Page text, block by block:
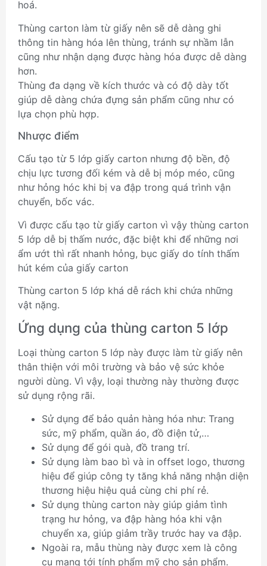
hoá.
Thùng carton làm từ giấy nên sẽ dễ dàng ghi
thông tin hàng hóa lên thùng, tránh sự nhầm lẫn
cũng như nhận dạng được hàng hóa được dễ dàng
hơn.
Thùng đa dạng về kích thước và có độ dày tốt
giúp dễ dàng chứa đựng sản phẩm cũng như có
lựa chọn phù hợp.
Nhược điểm
Cấu tạo từ 5 lớp giấy carton nhưng độ bền, độ
chịu lực tương đối kém và dễ bị móp méo, cũng
như hỏng hóc khi bị va đập trong quá trình vận
chuyển, bốc vác.
Vì được cấu tạo từ giấy carton vì vậy thùng carton
5 lớp dễ bị thấm nước, đặc biệt khi để những nơi
ẩm ướt thì rất nhanh hỏng, bục giấy do tính thấm
hút kém của giấy carton
Thùng carton 5 lớp khá dễ rách khi chứa những
vật nặng.
Ứng dụng của thùng carton 5 lớp
Loại thùng carton 5 lớp này được làm từ giấy nên
thân thiện với môi trường và bảo vệ sức khỏe
người dùng. Vì vậy, loại thường này thường được
sử dụng rộng rãi.
Sử dụng để bảo quản hàng hóa như: Trang
sức, mỹ phẩm, quần áo, đồ điện tử,…
Sử dụng để gói quà, đồ trang trí.
Sử dụng làm bao bì và in offset logo, thương
hiệu để giúp công ty tăng khả năng nhận diện
thương hiệu hiệu quả cùng chi phí rẻ.
Sử dụng thùng carton này giúp giảm tình
trạng hư hỏng, va đập hàng hóa khi vận
chuyển xa, giúp giảm trầy trước hay va đập.
Ngoài ra, mẫu thùng này được xem là công
cụ mang tới tính phẩm mỹ cho sản phẩm.